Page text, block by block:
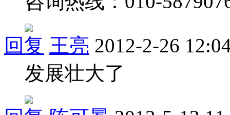
回复 王亮 2012-2-26
发展壮大了